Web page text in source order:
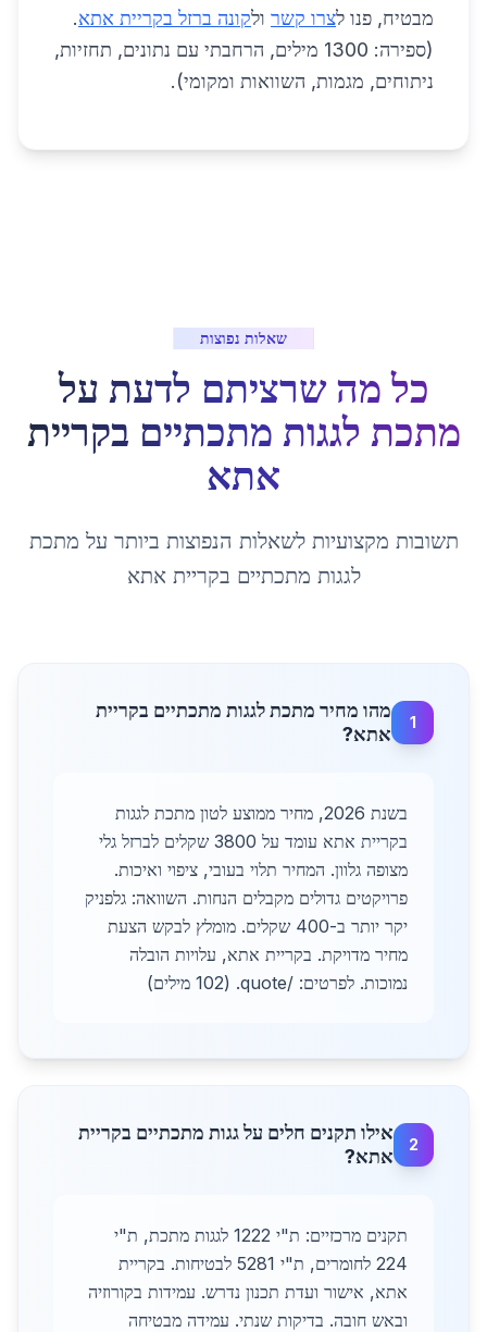
מבטיח, פנו לצרו קשר ולקונה ברזל בקריית אתא.
(ספירה: 1300 מילים, הרחבתי עם נתונים, תחזיות,
ניתוחים, מגמות, השוואות ומקומי).
שאלות נפוצות
כל מה שרציתם לדעת על
מתכת לגגות מתכתיים בקריית
אתא
תשובות מקצועיות לשאלות הנפוצות ביותר על מתכת
לגגות מתכתיים בקריית אתא
1
מהו מחיר מתכת לגגות מתכתיים בקריית
אתא?
בשנת 2026, מחיר ממוצע לטון מתכת לגגות
בקריית אתא עומד על 3800 שקלים לברזל גלי
מצופה גלוון. המחיר תלוי בעובי, ציפוי ואיכות.
פרויקטים גדולים מקבלים הנחות. השוואה: גלפניק
יקר יותר ב-400 שקלים. מומלץ לבקש הצעת
מחיר מדויקת. בקריית אתא, עלויות הובלה
נמוכות. לפרטים: /quote. (102 מילים)
2
אילו תקנים חלים על גגות מתכתיים בקריית
אתא?
תקנים מרכזיים: ת"י 1222 לגגות מתכת, ת"י
224 לחומרים, ת"י 5281 לבטיחות. בקריית
אתא, אישור ועדת תכנון נדרש. עמידות בקורוזיה
ובאש חובה. בדיקות שנתי. עמידה מבטיחה